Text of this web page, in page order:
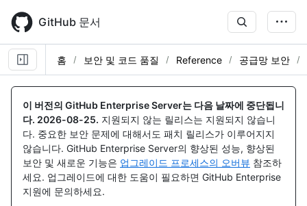
main
content
GitHub 문서
홈 보안 및 코드 품질 Reference 공급망 보안
이 버전의 GitHub Enterprise Server는 다음 날짜에 중단됩니
다. 2026-08-25. 지원되지 않는 릴리스는 지원되지 않습니
다. 중요한 보안 문제에 대해서도 패치 릴리스가 이루어지지
않습니다. GitHub Enterprise Server의 향상된 성능, 향상된
보안 및 새로운 기능은 업그레이드 프로세스의 오버뷰 참조하
세요. 업그레이드에 대한 도움이 필요하면 GitHub Enterprise
지원에 문의하세요.